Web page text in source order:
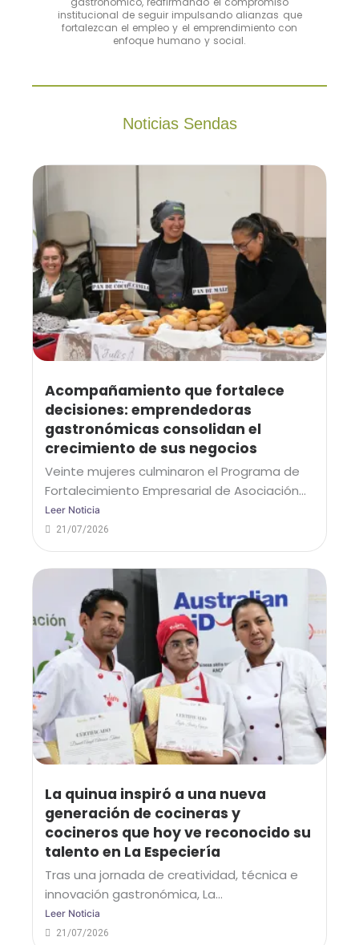
institucional de seguir impulsando alianzas que
fortalezcan el empleo y el emprendimiento con
enfoque humano y social.
Noticias Sendas
Acompañamiento que fortalece
decisiones: emprendedoras
gastronómicas consolidan el
crecimiento de sus negocios
Veinte mujeres culminaron el Programa de
Fortalecimiento Empresarial de Asociación...
Leer Noticia
21/07/2026
La quinua inspiró a una nueva
generación de cocineras y
cocineros que hoy ve reconocido su
talento en La Especiería
Tras una jornada de creatividad, técnica e
innovación gastronómica, La...
Leer Noticia
21/07/2026